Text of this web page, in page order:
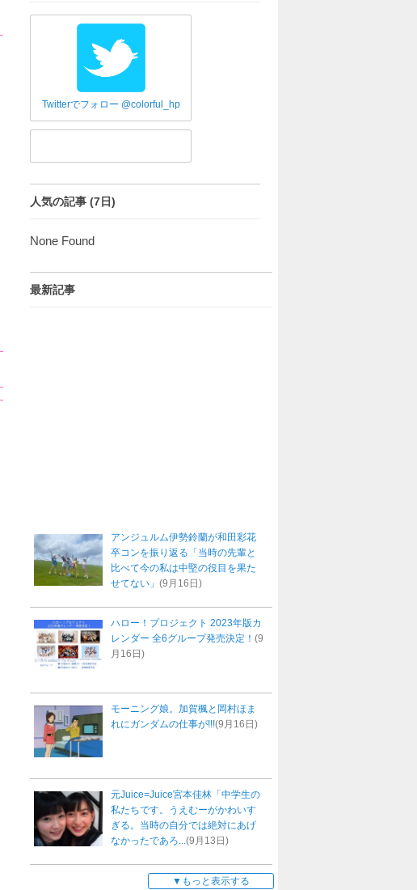
Twitterでフォロー @colorful_hp
人気の記事 (7日)
None Found
最新記事
アンジュルム伊勢鈴蘭が和田彩花
卒コンを振り返る「当時の先輩と
比べて今の私は中堅の役目を果た
せてない」 (9月16日)
ハロー！プロジェクト 2023年版カ
レンダー 全6グループ発売決定！ (9
月16日)
モーニング娘。加賀楓と岡村ほま
れにガンダムの仕事が!!!(9月16日)
元Juice=Juice宮本佳林「中学生の
私たちです。うえむーがかわいす
ぎる。当時の自分では絶対にあげ
なかったであろ...(9月13日)
もっと表示する